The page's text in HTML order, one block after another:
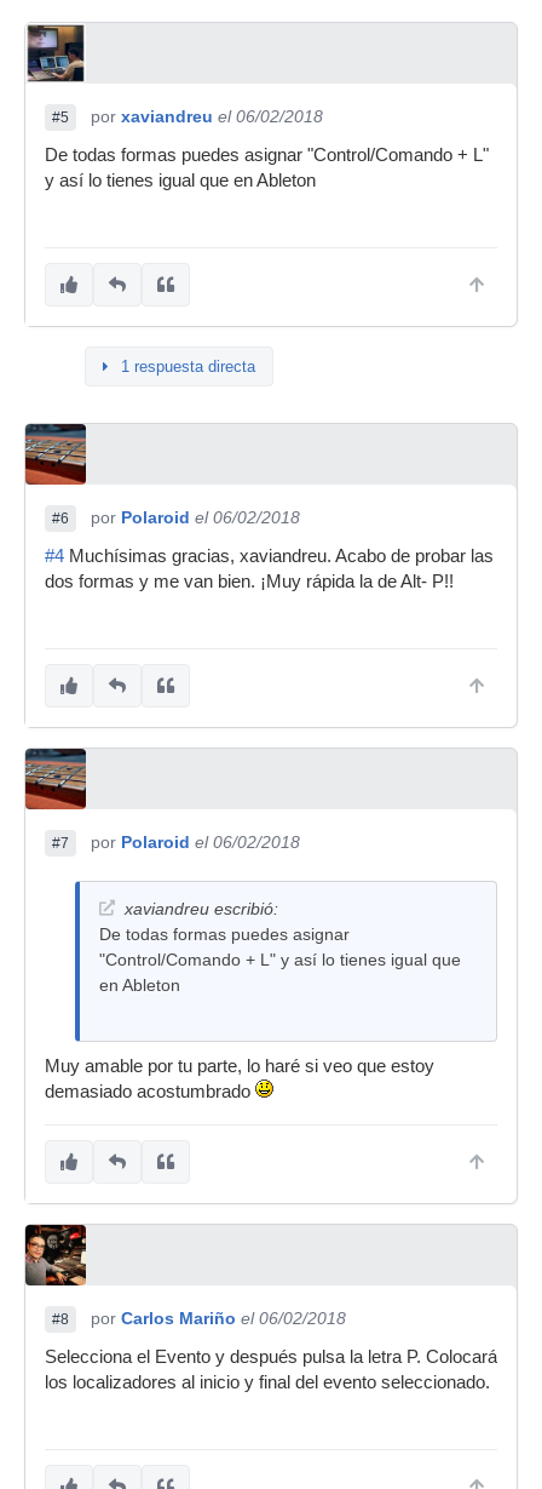
#5 por xaviandreu el 06/02/2018
De todas formas puedes asignar "Control/Comando + L"
y así lo tienes igual que en Ableton
1 respuesta directa
#6 por Polaroid el 06/02/2018
#4 Muchísimas gracias, xaviandreu. Acabo de probar las
dos formas y me van bien. ¡Muy rápida la de Alt- P!!
#7 por Polaroid el 06/02/2018
xaviandreu escribió:
De todas formas puedes asignar
"Control/Comando + L" y así lo tienes igual que
en Ableton
Muy amable por tu parte, lo haré si veo que estoy
demasiado acostumbrado
#8 por Carlos Mariño el 06/02/2018
Selecciona el Evento y después pulsa la letra P. Colocará
los localizadores al inicio y final del evento seleccionado.